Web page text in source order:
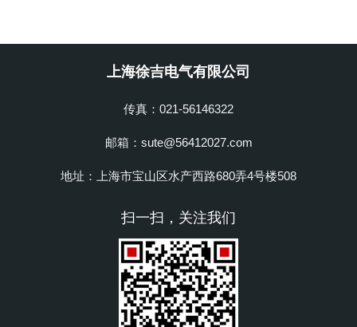
上海徐吉电气有限公司
传真：021-56146322
邮箱：sute@56412027.com
地址：上海市宝山区水产西路680弄4号楼508
扫一扫，关注我们